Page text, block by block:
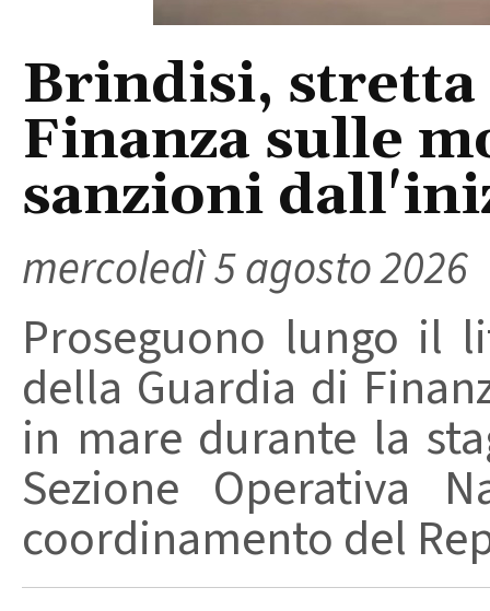
Brindisi, stretta
Finanza sulle
sanzioni
mercoledì 5 agosto 2026
Proseguono lungo il
della Guardia di
in mare durante la
Sezione Operativa
coordinamento del